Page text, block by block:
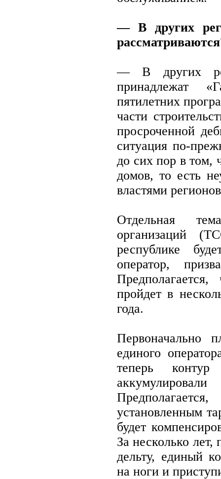
— В других
— В других
принадлежат
пятилетних
части
просроченной
ситуация по-
до сих пор в том,
домов, то есть
властями
Отдельная
организаций
республике
оператор,
пройдет в
года.
Первоначально
единого
теперь
установленным
будет
За несколько лет,
дельту, единый
на ноги и